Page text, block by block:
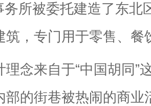
务所被委托建造了东北
筑，专门用于零售、餐
理念来自于“中国胡同”
部的街巷被热闹的商业